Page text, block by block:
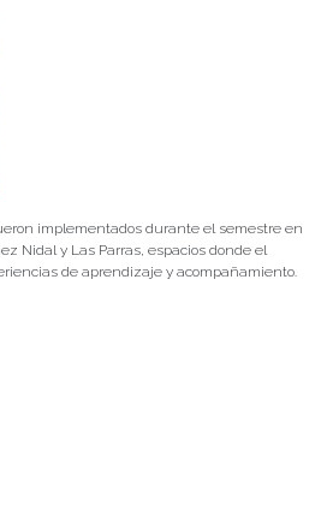
implementados durante el semestre en
Nidal y Las Parras, espacios donde el
de aprendizaje y acompañamiento.